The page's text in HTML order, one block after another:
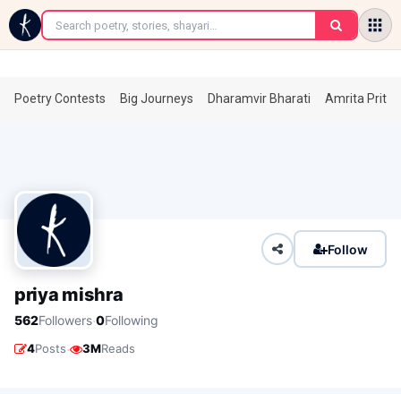
←
Poetry Contests Big Journeys Dharamvir Bharati Amrita
Follow
priya mishra
562Followers·0Following
4Posts· 3MReads